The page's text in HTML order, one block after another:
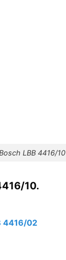
LBB 4416/10
10.
4416/02